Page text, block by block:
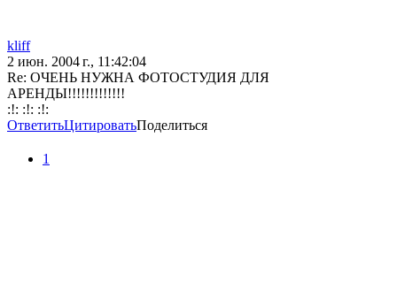
kliff
2 июн. 2004 г., 11:42:04
Re: ОЧЕНЬ НУЖНА ФОТОСТУДИЯ ДЛЯ
АРЕНДЫ!!!!!!!!!!!!!
:!: :!: :!:
ОтветитьЦитироватьПоделиться
1